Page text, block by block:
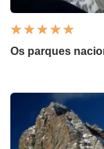
Os parques